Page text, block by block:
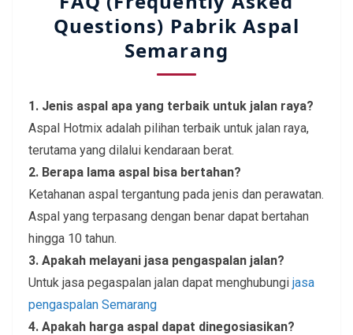
Questions) Pabrik Aspal
Semarang
1. Jenis aspal apa yang terbaik untuk jalan raya?
Aspal Hotmix adalah pilihan terbaik untuk jalan raya,
terutama yang dilalui kendaraan berat.
2. Berapa lama aspal bisa bertahan?
Ketahanan aspal tergantung pada jenis dan perawatan.
Aspal yang terpasang dengan benar dapat bertahan
hingga 10 tahun.
3. Apakah melayani jasa pengaspalan jalan?
Untuk jasa pegaspalan jalan dapat menghubungi jasa
pengaspalan Semarang
4. Apakah harga aspal dapat dinegosiasikan?